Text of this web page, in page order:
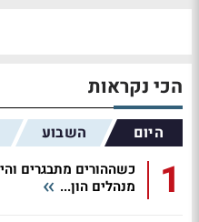
הכי נקראות
היום השבוע
1
כשההורים מתבגרים
מנהלים הון...